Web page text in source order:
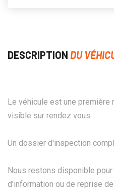
DESCRIPTION DU
Le véhicule est une première
visible sur rendez vous.
Un dossier d'inspection
Nous restons disponible
d'information ou de reprise